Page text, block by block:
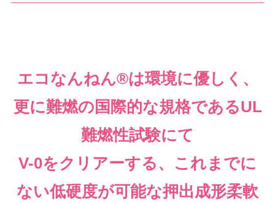
エコなんねん®は環境に優しく、
更に難燃の国際的な規格であるUL
難燃性試験にて
V-0をクリアーする、これまでに
ない低硬度が可能な押出成形柔軟